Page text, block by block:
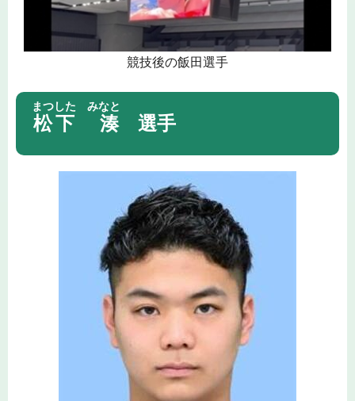
競技後の飯田選手
松下 湊
まつした みなと
選手